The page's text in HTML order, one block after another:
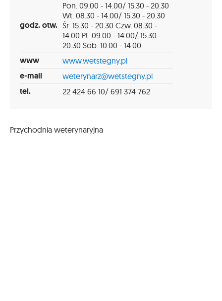
godz. otw.
Pon. 09.00 - 14.00/ 15.30 - 20.30
Wt. 08.30 - 14.00/ 15.30 - 20.30
Śr. 15.30 - 20.30 Czw. 08.30 -
14.00 Pt. 09.00 - 14.00/ 15.30 -
20.30 Sob. 10.00 - 14.00
www www.wetstegny.pl
e-mail weterynarz@wetstegny.pl
tel. 22 424 66 10/ 691 374 762
Przychodnia weterynaryjna